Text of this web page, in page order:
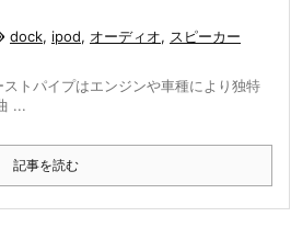
dock, ipod, オーディオ, スピーカー
トパイプはエンジンや車種により独特
...
記事を読む